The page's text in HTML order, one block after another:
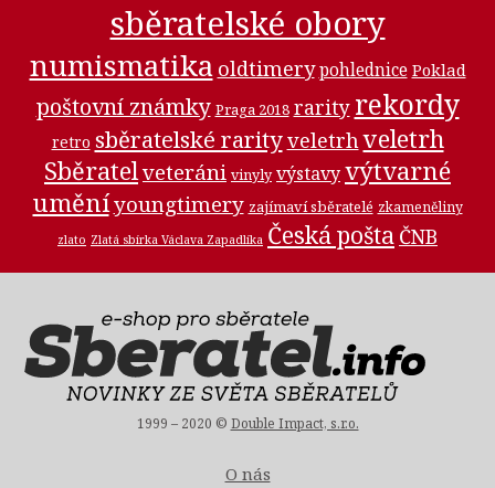
sběratelské obory
numismatika oldtimery pohlednice Poklad
poštovní známky Praga 2018 rarity rekordy
retro sběratelské rarityveletrhveletrh
Sběratelveteráni vinyly výstavyvýtvarné
uměníyoungtimery zajímaví sběratelé zkameněliny
zlato Zlatá sbírka Václava Zapadlíka Česká pošta ČNB
1999 – 2020 © Double Impact, s.r.o.
O nás